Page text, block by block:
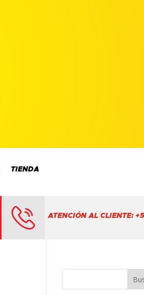
TIENDA
ATENCIÓN AL CLIENTE: